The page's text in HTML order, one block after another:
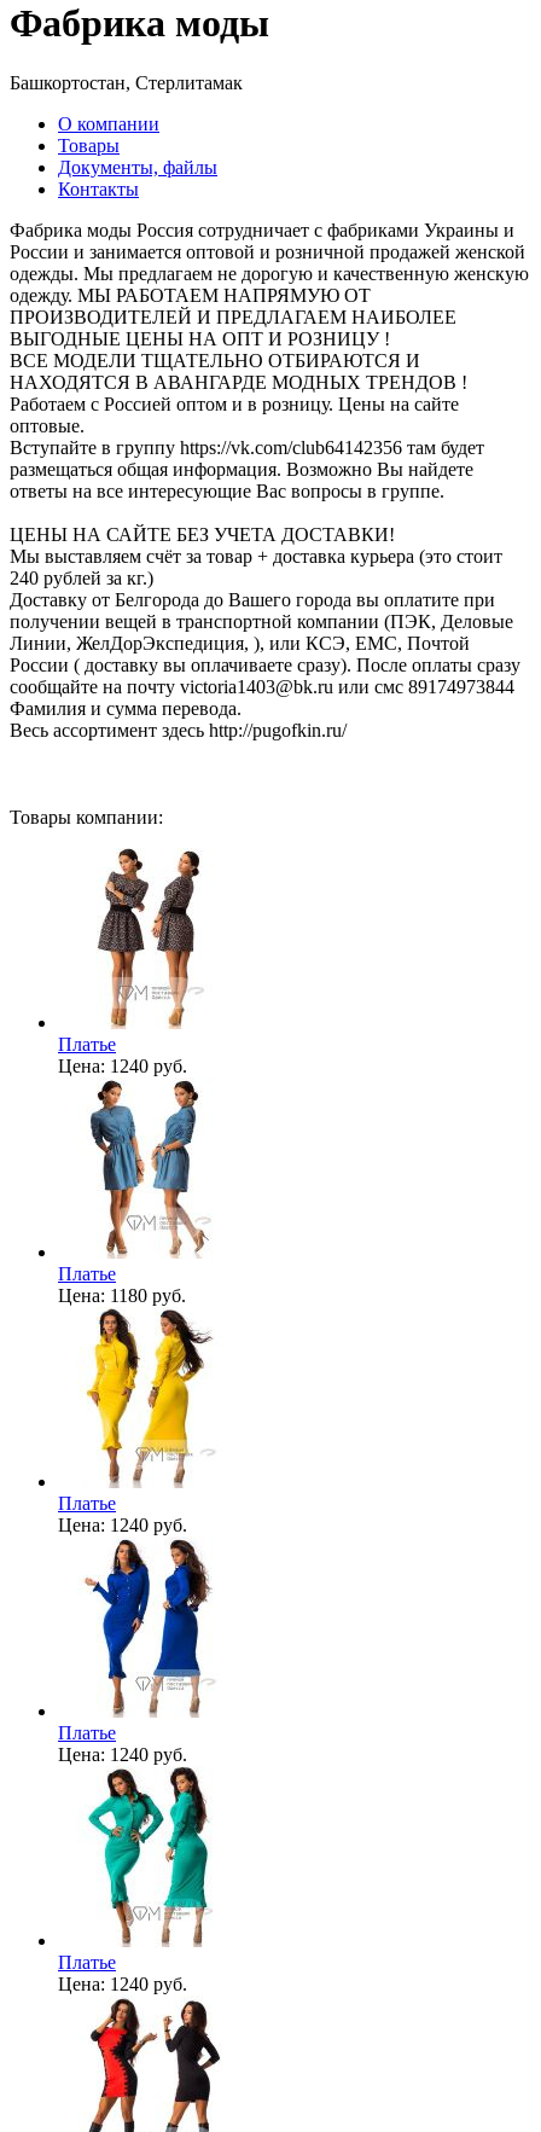
Фабрика моды
Башкортостан, Стерлитамак
О компании
Товары
Документы, файлы
Контакты
Фабрика моды Россия сотрудничает с фабриками Украины и
России и занимается оптовой и розничной продажей женской
одежды. Мы предлагаем не дорогую и качественную женскую
одежду. МЫ РАБОТАЕМ НАПРЯМУЮ ОТ
ПРОИЗВОДИТЕЛЕЙ И ПРЕДЛАГАЕМ НАИБОЛЕЕ
ВЫГОДНЫЕ ЦЕНЫ НА ОПТ И РОЗНИЦУ !
ВСЕ МОДЕЛИ ТЩАТЕЛЬНО ОТБИРАЮТСЯ И
НАХОДЯТСЯ В АВАНГАРДЕ МОДНЫХ ТРЕНДОВ !
Работаем с Россией оптом и в розницу. Цены на сайте
оптовые.
Вступайте в группу https://vk.com/club64142356 там будет
размещаться общая информация. Возможно Вы найдете
ответы на все интересующие Вас вопросы в группе.
ЦЕНЫ НА САЙТЕ БЕЗ УЧЕТА ДОСТАВКИ!
Мы выставляем счёт за товар + доставка курьера (это стоит
240 рублей за кг.)
Доставку от Белгорода до Вашего города вы оплатите при
получении вещей в транспортной компании (ПЭК, Деловые
Линии, ЖелДорЭкспедиция, ), или КСЭ, ЕМС, Почтой
России ( доставку вы оплачиваете сразу). После оплаты сразу
сообщайте на почту victoria1403@bk.ru или смс 89174973844
Фамилия и сумма перевода.
Весь ассортимент здесь http://pugofkin.ru/
Товары компании:
Платье
Цена: 1240 руб.
Платье
Цена: 1180 руб.
Платье
Цена: 1240 руб.
Платье
Цена: 1240 руб.
Платье
Цена: 1240 руб.